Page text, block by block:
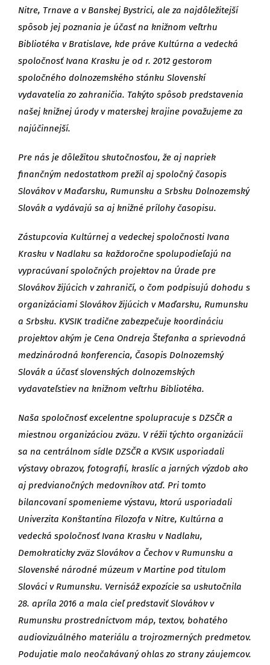
Nitre, Trnave a v Banskej Bystrici, ale za najdôležitejší
spôsob jej poznania je účasť na knižnom veľtrhu
Bibliotéka v Bratislave, kde práve Kultúrna a vedecká
spoločnosť Ivana Krasku je od r. 2012 gestorom
spoločného dolnozemského stánku Slovenskí
vydavatelia zo zahraničia. Takýto spôsob predstavenia
našej knižnej úrody v materskej krajine považujeme za
najúčinnejší.
Pre nás je dôležitou skutočnosťou, že aj napriek
finančným nedostatkom prežil aj spoločný časopis
Slovákov v Maďarsku, Rumunsku a Srbsku Dolnozemský
Slovák a vydávajú sa aj knižné prílohy časopisu.
Zástupcovia Kultúrnej a vedeckej spoločnosti Ivana
Krasku v Nadlaku sa každoročne spolupodieľajú na
vypracúvaní spoločných projektov na Úrade pre
Slovákov žijúcich v zahraničí, o čom podpisujú dohodu s
organizáciami Slovákov žijúcich v Maďarsku, Rumunsku
a Srbsku. KVSIK tradične zabezpečuje koordináciu
projektov akým je Cena Ondreja Štefanka a sprievodná
medzinárodná konferencia, Časopis Dolnozemský
Slovák a účasť slovenských dolnozemských
vydavateľstiev na knižnom veľtrhu Bibliotéka.
Naša spoločnosť excelentne spolupracuje s DZSČR a
miestnou organizáciou zväzu. V réžii týchto organizácii
sa na centrálnom sídle DZSČR a KVSIK usporiadali
výstavy obrazov, fotografií, kraslíc a jarných výzdob ako
aj predvianočných medovníkov atď. Pri tomto
bilancovaní spomenieme výstavu, ktorú usporiadali
Univerzita Konštantína Filozofa v Nitre, Kultúrna a
vedecká spoločnosť Ivana Krasku v Nadlaku,
Demokraticky zväz Slovákov a Čechov v Rumunsku a
Slovenské národné múzeum v Martine pod titulom
Slováci v Rumunsku. Vernisáž expozície sa uskutočnila
28. apríla 2016 a mala cieľ predstaviť Slovákov v
Rumunsku prostredníctvom máp, textov, bohatého
audiovizuálného materiálu a trojrozmerných predmetov.
Podujatie malo neočakávaný ohlas zo strany záujemcov.